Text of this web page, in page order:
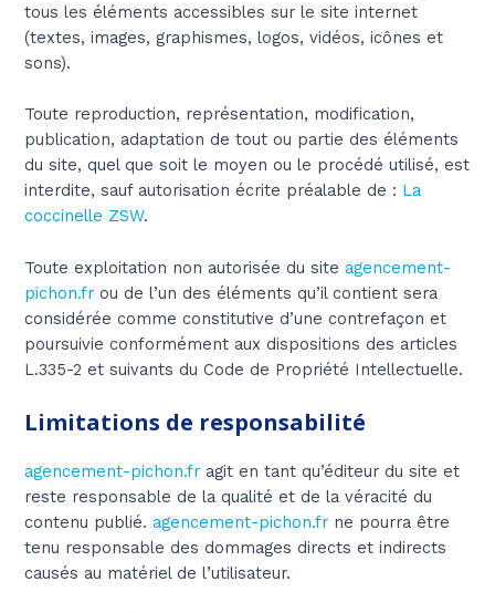
tous les éléments accessibles sur le site internet
(textes, images, graphismes, logos, vidéos, icônes et
sons).
Toute reproduction, représentation, modification,
publication, adaptation de tout ou partie des éléments
du site, quel que soit le moyen ou le procédé utilisé, est
interdite, sauf autorisation écrite préalable de : La
coccinelle ZSW.
Toute exploitation non autorisée du site agencement-
pichon.fr ou de l’un des éléments qu’il contient sera
considérée comme constitutive d’une contrefaçon et
poursuivie conformément aux dispositions des articles
L.335-2 et suivants du Code de Propriété Intellectuelle.
Limitations de responsabilité
agencement-pichon.fr agit en tant qu’éditeur du site et
reste responsable de la qualité et de la véracité du
contenu publié. agencement-pichon.fr ne pourra être
tenu responsable des dommages directs et indirects
causés au matériel de l’utilisateur.